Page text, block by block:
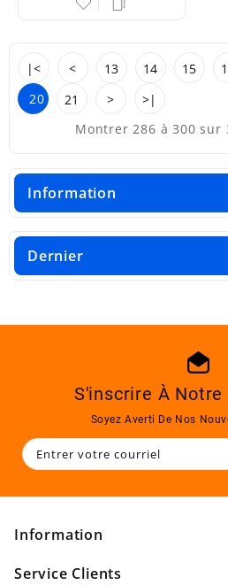
|< < 13 14 15
20
21 >
>|
Montrer 286 à 300 sur
Information
Dernier
S'inscrire À
Soyez Averti De Nos
Information
Service Clients